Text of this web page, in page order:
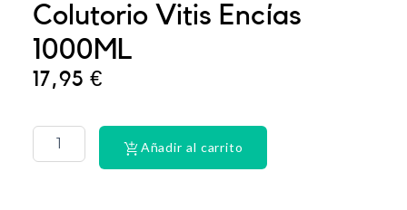
Colutorio Vitis Encías
1000ML
17,95€
ULTRA
HEAT
PLUS
Añadir al carrito